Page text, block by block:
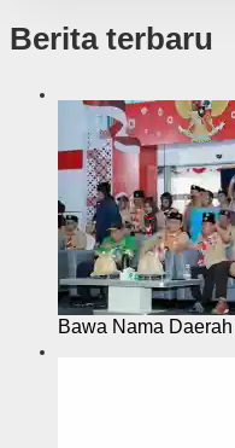
Berita terbaru
Bawa Nama